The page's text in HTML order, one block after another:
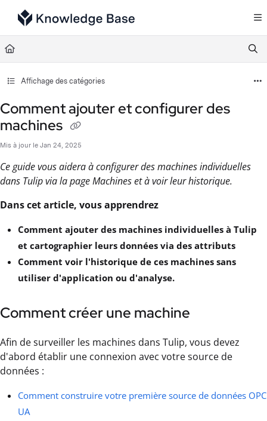
Documentation Index
Fetch the complete documentation index at:
Use this file to discover all available pages before exploring further.
Affichage des catégories
Comment ajouter et configurer des
machines
Mis à jour le Jan 24, 2025
Ce guide vous aidera à configurer des machines individuelles
dans Tulip via la page Machines et à voir leur historique.
Dans cet article, vous apprendrez
Comment ajouter des machines individuelles à Tulip
et cartographier leurs données via des attributs
Comment voir l'historique de ces machines sans
utiliser d'application ou d'analyse.
Comment créer une machine
Afin de surveiller les machines dans Tulip, vous devez
d'abord établir une connexion avec votre source de
données :
Comment construire votre première source de données OPC
UA